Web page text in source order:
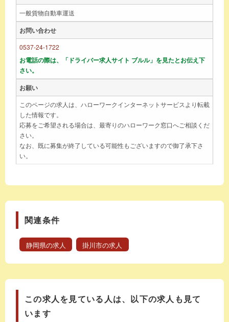
一般貨物自動車運送
お問い合わせ
0537-24-1722
お電話の際は、「ドライバー求人サイト ブルル」を見たとお伝え下
さい。
お願い
このページの求人は、ハローワークインターネットサービスより転載
した情報です。
応募をご希望される場合は、最寄りのハローワーク窓口へご相談くだ
さい。
なお、既に募集が終了している可能性もございますので御了承下さ
い。
関連条件
静岡県の求人 掛川市の求人
この求人を見ている人は、以下の求人も見て
います